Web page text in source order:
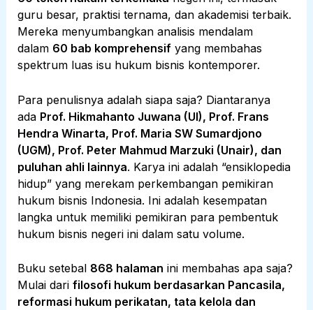
guru besar, praktisi ternama, dan akademisi terbaik.
Mereka menyumbangkan analisis mendalam
dalam 60 bab komprehensifyang membahas
spektrum luas isu hukum bisnis kontemporer.
Para penulisnya adalah siapa saja? Diantaranya
ada Prof. Hikmahanto Juwana (UI), Prof. Frans
Hendra Winarta, Prof. Maria SW Sumardjono
(UGM), Prof. Peter Mahmud Marzuki (Unair), dan
puluhan ahli lainnya. Karya ini adalah “ensiklopedia
hidup” yang merekam perkembangan pemikiran
hukum bisnis Indonesia. Ini adalah kesempatan
langka untuk memiliki pemikiran para pembentuk
hukum bisnis negeri ini dalam satu volume.
Buku setebal 868 halaman ini membahas apa saja?
Mulai dari filosofi hukum berdasarkan Pancasila,
reformasi hukum perikatan, tata kelola dan